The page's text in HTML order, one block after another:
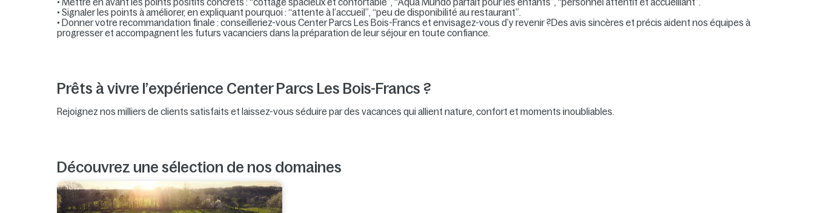
• Mettre en avant les points positifs concrets : “cottage spacieux et confortable”, “Aqua Mundo parfait pour les enfants”, “personnel attentif et accueillant”.
• Signaler les points à améliorer, en expliquant pourquoi : “attente à l’accueil”, “peu de disponibilité au restaurant”.
• Donner votre recommandation finale : conseilleriez-vous Center Parcs Les Bois-Francs et envisagez-vous d’y revenir ?Des avis sincères et précis aident nos équipes à
progresser et accompagnent les futurs vacanciers dans la préparation de leur séjour en toute confiance.
Prêts à vivre l’expérience Center Parcs Les Bois-Francs ?
Rejoignez nos milliers de clients satisfaits et laissez-vous séduire par des vacances qui allient nature, confort et moments inoubliables.
Découvrez une sélection de nos domaines